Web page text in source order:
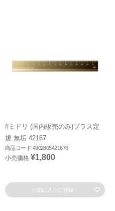
#ミドリ (国内販売のみ)ブラス定
規 無垢 42167
商品コード:4902805421676
小売価格 ¥1,800
お気に入りに登録